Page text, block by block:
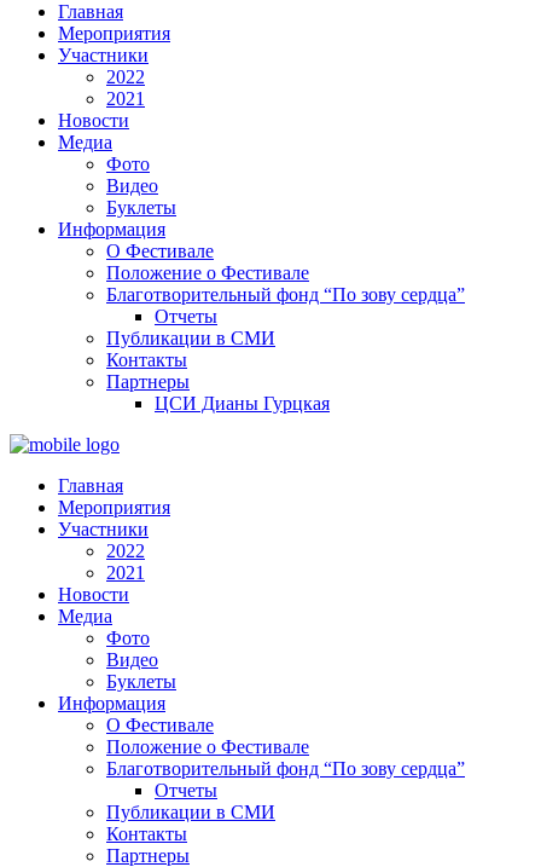
Главная
Мероприятия
Участники
2022
2021
Новости
Медиа
Фото
Видео
Буклеты
Информация
О Фестивале
Положение о Фестивале
Благотворительный фонд “По зову сердца”
Отчеты
Публикации в СМИ
Контакты
Партнеры
ЦСИ Дианы Гурцкая
Главная
Мероприятия
Участники
2022
2021
Новости
Медиа
Фото
Видео
Буклеты
Информация
О Фестивале
Положение о Фестивале
Благотворительный фонд “По зову сердца”
Отчеты
Публикации в СМИ
Контакты
Партнеры